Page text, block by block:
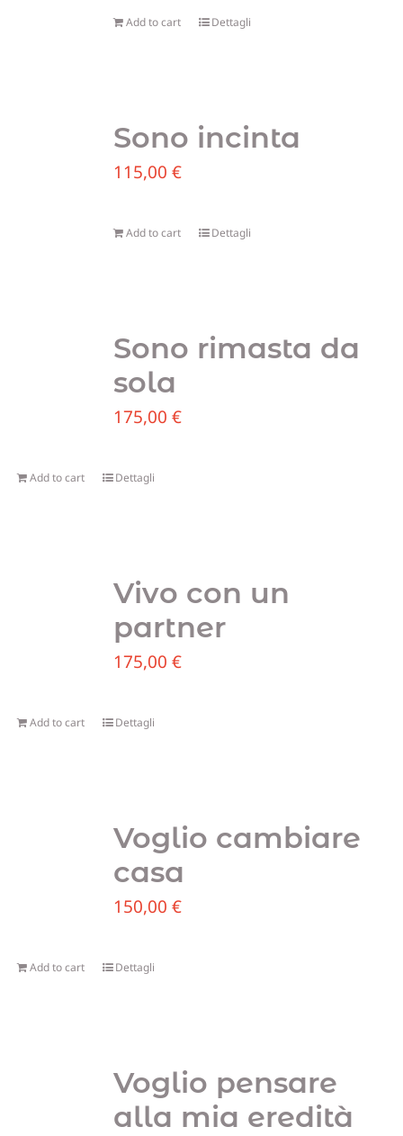
Add to cart Dettagli
Sono incinta
115,00 €
Add to cart Dettagli
Sono rimasta da
sola
175,00 €
Add to cart Dettagli
Vivo con un
partner
175,00 €
Add to cart Dettagli
Voglio cambiare
casa
150,00 €
Add to cart Dettagli
Voglio pensare
alla mia eredità